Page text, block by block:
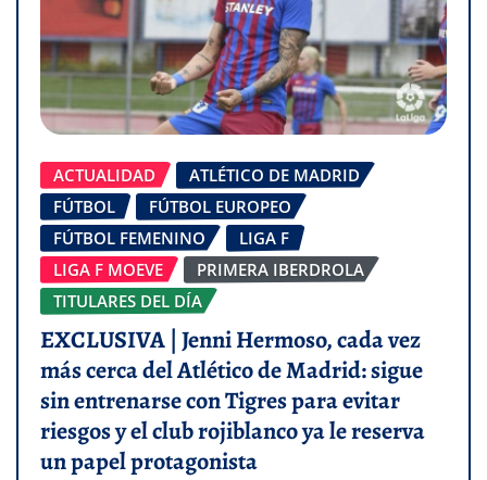
ACTUALIDAD
ATLÉTICO DE MADRID
FÚTBOL
FÚTBOL EUROPEO
FÚTBOL FEMENINO
LIGA F
LIGA F MOEVE
PRIMERA IBERDROLA
TITULARES DEL DÍA
EXCLUSIVA | Jenni Hermoso, cada vez
más cerca del Atlético de Madrid: sigue
sin entrenarse con Tigres para evitar
riesgos y el club rojiblanco ya le reserva
un papel protagonista